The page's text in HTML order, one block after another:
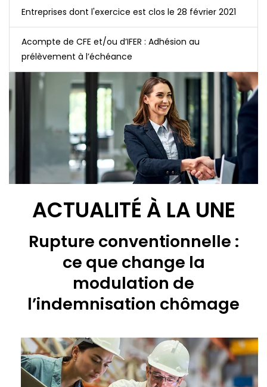
Entreprises dont l'exercice est clos le 28 février 2021
Acompte de CFE et/ou d’IFER : Adhésion au
prélèvement à l’échéance
ACTUALITÉ À LA UNE
Rupture conventionnelle :
ce que change la
modulation de
l’indemnisation chômage